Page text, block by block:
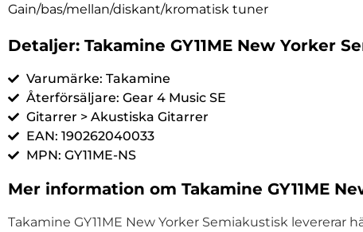
Gain/bas/mellan/diskant/kromatisk tuner
Detaljer: Takamine GY11ME New Yorker
Varumärke: Takamine
Återförsäljare: Gear 4 Music SE
Gitarrer > Akustiska Gitarrer
EAN: 190262040033
MPN: GY11ME-NS
Mer information om Takamine GY11ME
Takamine GY11ME New Yorker Semiakustisk